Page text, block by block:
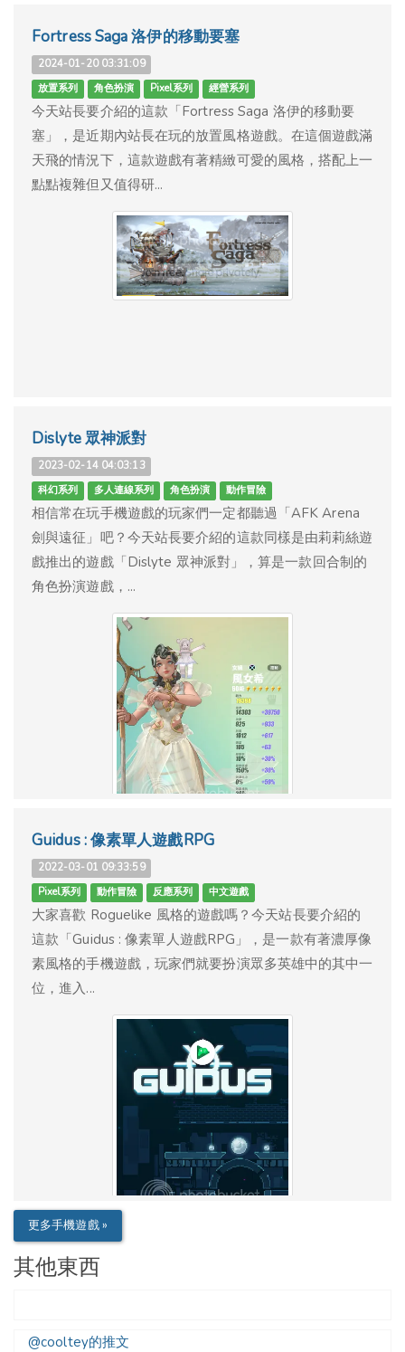
Fortress Saga 洛伊的移動要塞
2024-01-20 03:31:09
放置系列
角色扮演 Pixel系列 經營系列
今天站長要介紹的這款「Fortress Saga 洛伊的移動要
塞」，是近期內站長在玩的放置風格遊戲。在這個遊戲滿
天飛的情況下，這款遊戲有著精緻可愛的風格，搭配上一
點點複雜但又值得研...
Dislyte 眾神派對
2023-02-14 04:03:13
科幻系列
多人連線系列 角色扮演 動作冒險
相信常在玩手機遊戲的玩家們一定都聽過「AFK Arena
劍與遠征」吧？今天站長要介紹的這款同樣是由莉莉絲遊
戲推出的遊戲「Dislyte 眾神派對」，算是一款回合制的
角色扮演遊戲，...
Guidus : 像素單人遊戲RPG
2022-03-01 09:33:59
Pixel系列
動作冒險 反應系列 中文遊戲
大家喜歡 Roguelike 風格的遊戲嗎？今天站長要介紹的
這款「Guidus : 像素單人遊戲RPG」，是一款有著濃厚像
素風格的手機遊戲，玩家們就要扮演眾多英雄中的其中一
位，進入...
更多手機遊戲 »
其他東西
@cooltey的推文